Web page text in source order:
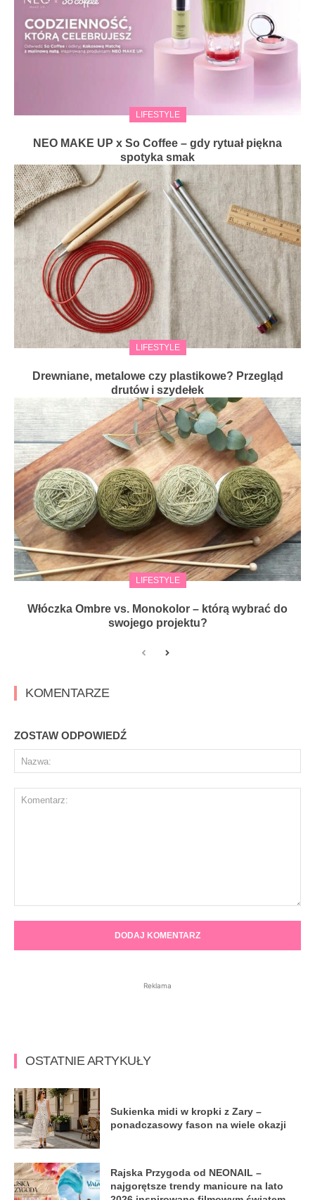
LIFESTYLE
NEO MAKE UP x So Coffee – gdy rytuał piękna
spotyka smak
LIFESTYLE
Drewniane, metalowe czy plastikowe? Przegląd
drutów i szydełek
LIFESTYLE
Włóczka Ombre vs. Monokolor – którą wybrać do
swojego projektu?
KOMENTARZE
ZOSTAW ODPOWIEDŹ
Reklama
OSTATNIE ARTYKUŁY
Sukienka midi w kropki z Zary –
ponadczasowy fason na wiele okazji
Rajska Przygoda od NEONAIL –
najgorętsze trendy manicure na lato